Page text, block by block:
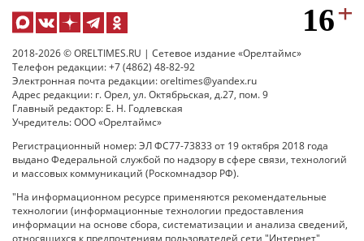
2018-2026 © ORELTIMES.RU | Сетевое издание «Орелтаймс»
Телефон редакции: +7 (4862) 48-82-92
Электронная почта редакции: oreltimes@yandex.ru
Адрес редакции: г. Орел, ул. Октябрьская, д.27, пом. 9
Главный редактор: Е. Н. Годлевская
Учредитель: ООО «Орелтаймс»
Регистрационный номер: ЭЛ ФС77-73833 от 19 октября 2018 года
выдано Федеральной службой по надзору в сфере связи, технологий
и массовых коммуникаций (Роскомнадзор РФ).
"На информационном ресурсе применяются рекомендательные
технологии (информационные технологии предоставления
информации на основе сбора, систематизации и анализа сведений,
относящихся к предпочтениям пользователей сети "Интернет",